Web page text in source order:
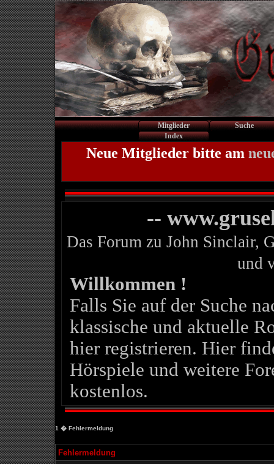
Mitglieder
Suche
Index
Neue Mitglieder bitte am
--
Das Forum zu John Sinclair,
und
Willkommen !
Falls Sie auf der Suche
klassische und aktuelle
hier registrieren. Hier
Hörspiele und weitere
kostenlos.
1 � Fehlermeldung
Fehlermeldung